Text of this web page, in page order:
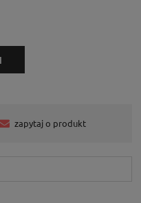
zapytaj o produkt